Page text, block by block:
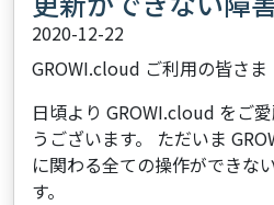
2020-12-22
GROWI.cloud ご利用の皆さま
日頃より GROWI.cloud をご
うございます。 ただいま
に関わる全ての操作ができな
す。